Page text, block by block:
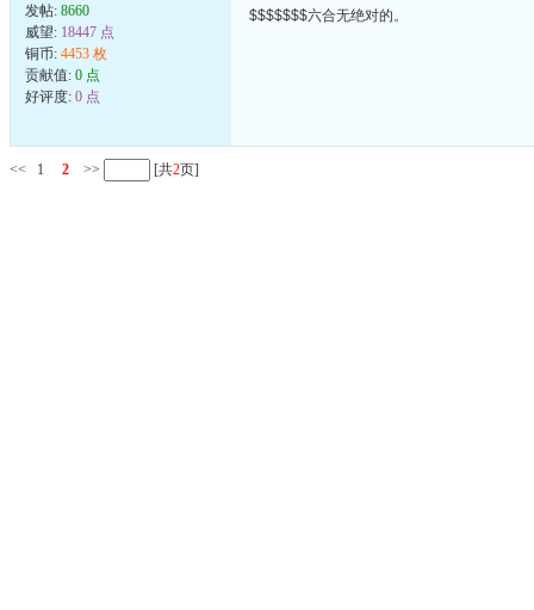
发帖: 8660
威望: 18447 点
铜币: 4453 枚
贡献值: 0 点
好评度: 0 点
$$$$$$$六合无绝对的。
<< 1 2 >> [共2页]